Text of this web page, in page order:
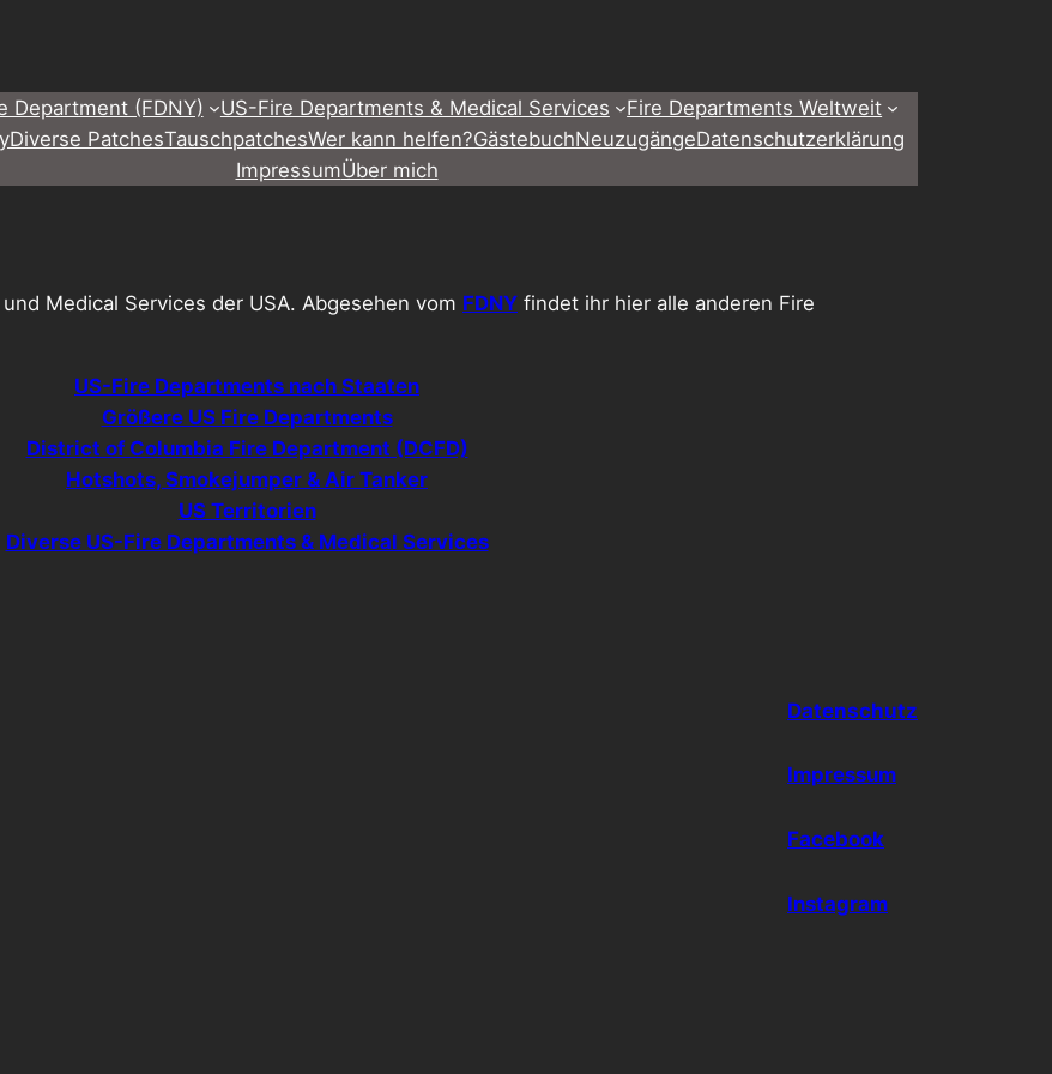
Department (FDNY) US-Fire Departments & Medical Services
Fire Departments Weltweit
Diverse PatchesTauschpatchesWer kann helfen?GästebuchNeuzugängeDatenschutzerklärung
ImpressumÜber mich
Medical Services der USA. Abgesehen vom FDNY findet ihr hier alle anderen Fire
US-Fire Departments nach Staaten
Größere US Fire Departments
District of Columbia Fire Department (DCFD)
Hotshots, Smokejumper & Air Tanker
US Territorien
Diverse US-Fire Departments & Medical Services
Datenschutz
Impressum
Facebook
Instagram